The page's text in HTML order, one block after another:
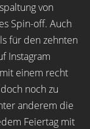
von
Spin-off. Auch
für den zehnten
Instagram
einem recht
noch zu
anderem die
Feiertag mit